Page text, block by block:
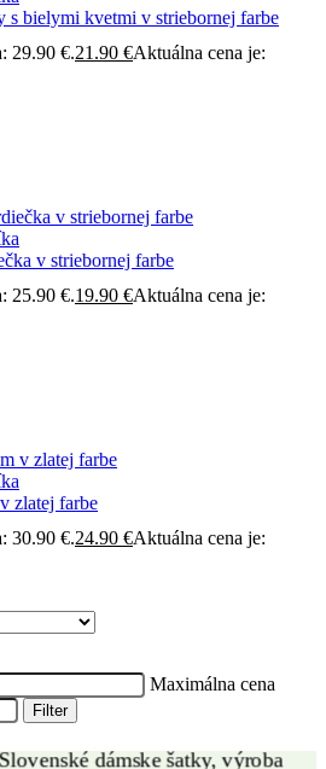
s bielymi kvetmi v striebornej farbe
29.90 €.21.90 €Aktuálna cena je:
v striebornej farbe
25.90 €.19.90 €Aktuálna cena je:
zlatej farbe
30.90 €.24.90 €Aktuálna cena je:
Maximálna cena
Filter
ŠATIEK
VÝROBA